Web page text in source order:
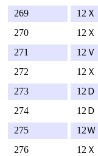
269
12
270
12
271
12
272
12
273
12
274
12
275
12
276
12